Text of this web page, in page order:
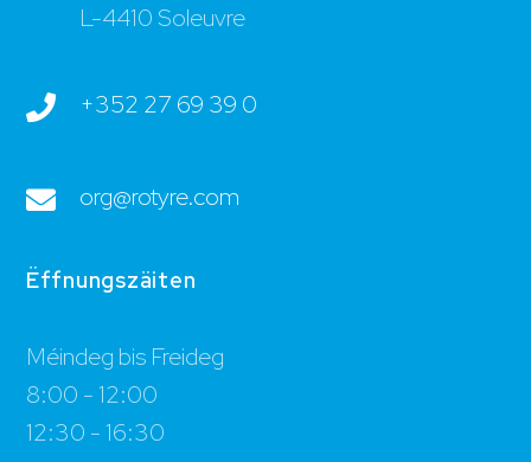
L-4410 Soleuvre
+352 27 69 39 0
org@rotyre.com
Ëffnungszäiten
Méindeg bis Freideg
8:00 - 12:00
12:30 - 16:30